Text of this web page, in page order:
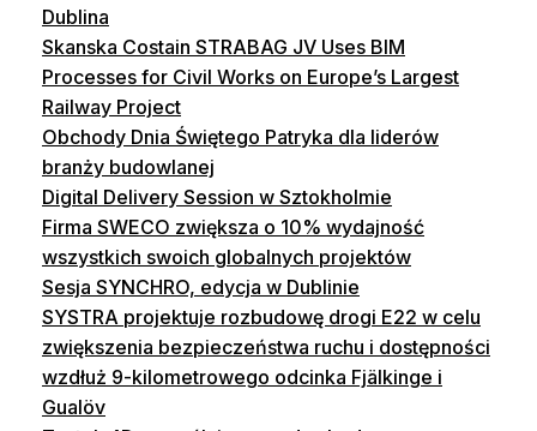
Dublina
Skanska Costain STRABAG JV Uses BIM
Processes for Civil Works on Europe’s Largest
Railway Project
Obchody Dnia Świętego Patryka dla liderów
branży budowlanej
Digital Delivery Session w Sztokholmie
Firma SWECO zwiększa o 10% wydajność
wszystkich swoich globalnych projektów
Sesja SYNCHRO, edycja w Dublinie
SYSTRA projektuje rozbudowę drogi E22 w celu
zwiększenia bezpieczeństwa ruchu i dostępności
wzdłuż 9-kilometrowego odcinka Fjälkinge i
Gualöv